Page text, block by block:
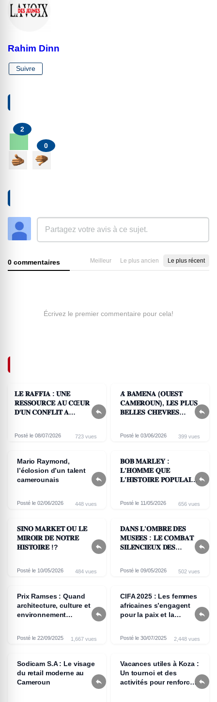
Rahim Dinn
Suivre
2
0
0 commentaires Meilleur Le plus ancien Le plus récent
Écrivez le premier commentaire pour cela!
𝐋𝐄 𝐑𝐀𝐅𝐅𝐈𝐀 : 𝐔𝐍𝐄
𝐑𝐄𝐒𝐒𝐎𝐔𝐑𝐂𝐄 𝐀𝐔 𝐂Œ𝐔𝐑
𝐃'𝐔𝐍 𝐂𝐎𝐍𝐅𝐋𝐈𝐓 𝐀
Posté le 08/07/2026 723 vues

𝐀̀ 𝐁𝐀𝐌𝐄𝐍𝐀 (𝐎𝐔𝐄𝐒𝐓
𝐂𝐀𝐌𝐄𝐑𝐎𝐔𝐍), 𝐋𝐄𝐒 𝐏𝐋𝐔𝐒
𝐁𝐄𝐋𝐋𝐄𝐒 𝐂𝐇𝐄̀𝐕𝐑𝐄𝐒
Posté le 03/06/2026 399 vues

Mario Raymond,
l’éclosion d’un talent
camerounais
Posté le 02/06/2026 448 vues

𝐁𝐎𝐁 𝐌𝐀𝐑𝐋𝐄𝐘 :
𝐋’𝐇𝐎𝐌𝐌𝐄 𝐐𝐔𝐄
𝐋’𝐇𝐈𝐒𝐓𝐎𝐈𝐑𝐄 𝐏𝐎𝐏𝐔𝐋𝐀𝐈𝐑𝐄
Posté le 11/05/2026 656 vues

𝐒𝐈𝐍𝐎 𝐌𝐀𝐑𝐊𝐄𝐓 𝐎𝐔 𝐋𝐄
𝐌𝐈𝐑𝐎𝐈𝐑 𝐃𝐄 𝐍𝐎𝐓𝐑𝐄
𝐇𝐈𝐒𝐓𝐎𝐈𝐑𝐄 !?
Posté le 10/05/2026 484 vues

𝐃𝐀𝐍𝐒 𝐋’𝐎𝐌𝐁𝐑𝐄 𝐃𝐄𝐒
𝐌𝐔𝐒𝐄́𝐄𝐒 : 𝐋𝐄 𝐂𝐎𝐌𝐁𝐀𝐓
𝐒𝐈𝐋𝐄𝐍𝐂𝐈𝐄𝐔𝐗 𝐃𝐄𝐒
Posté le 09/05/2026 502 vues

Prix Ramses : Quand
architecture, culture et
environnement
Posté le 22/09/2025 1,667 vues

CIFA 2025 : Les femmes
africaines s’engagent
pour la paix et la
Posté le 30/07/2025 2,448 vues

Sodicam S.A : Le visage
du retail moderne au
Cameroun

Vacances utiles à Koza :
Un tournoi et des
activités pour renforcer 